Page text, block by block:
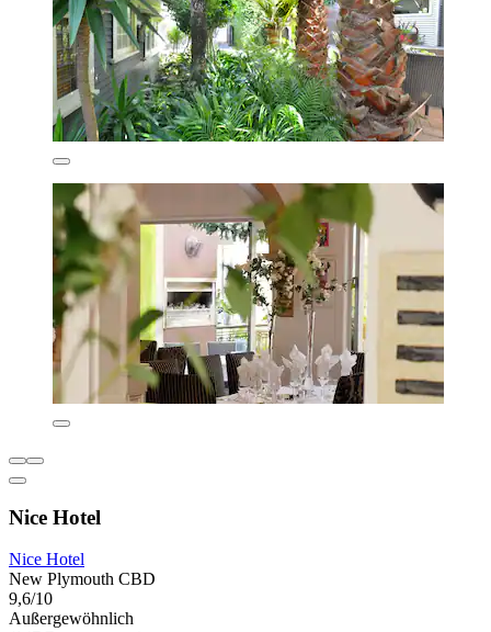
Nice Hotel
Nice Hotel
New Plymouth CBD
9,6/10
Außergewöhnlich